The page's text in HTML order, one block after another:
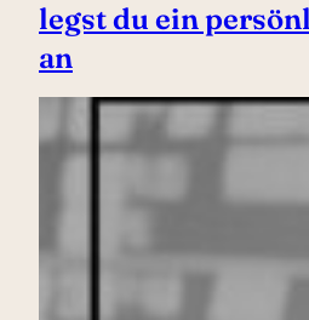
legst du ein
an